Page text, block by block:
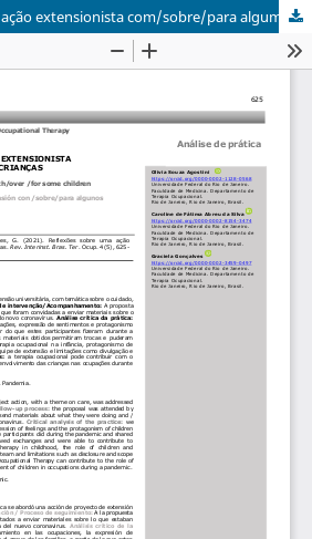
Reflexões sobre uma ação extensionista com/sobre/para algumas crianças/Reflections about extension action with/over /for some children